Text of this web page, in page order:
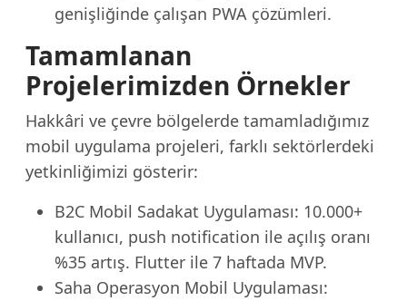
genişliğinde çalışan PWA çözümleri.
Tamamlanan
Projelerimizden Örnekler
Hakkâri ve çevre bölgelerde tamamladığımız
mobil uygulama projeleri, farklı sektörlerdeki
yetkinliğimizi gösterir:
B2C Mobil Sadakat Uygulaması: 10.000+
kullanıcı, push notification ile açılış oranı
%35 artış. Flutter ile 7 haftada MVP.
Saha Operasyon Mobil Uygulaması: